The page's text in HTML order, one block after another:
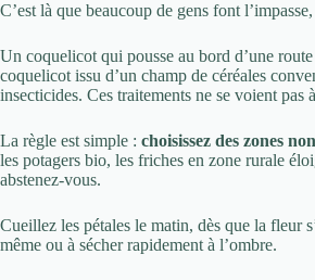
C’est là que beaucoup de gens font
Un coquelicot qui pousse au bord d’une
coquelicot issu d’un champ de céréales
insecticides. Ces traitements ne se voient pas
La règle est simple : choisissez des zones
les potagers bio, les friches en zone rurale
abstenez-vous.
Cueillez les pétales le matin, dès que la fleur
même ou à sécher rapidement à l’ombre.